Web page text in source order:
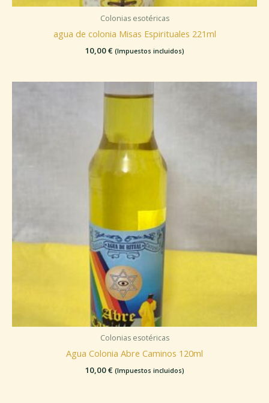
Colonias esotéricas
agua de colonia Misas Espirituales 221ml
10,00€ (Impuestos incluidos)
Colonias esotéricas
Agua Colonia Abre Caminos 120ml
10,00€ (Impuestos incluidos)